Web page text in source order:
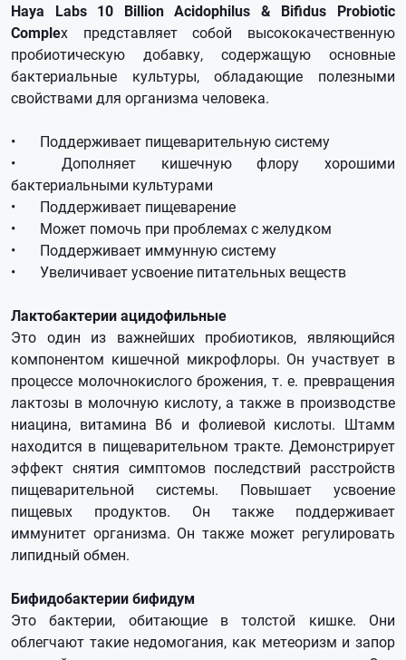
Haya Labs 10 Billion Acidophilus & Bifidus Probiotic
Complex представляет собой высококачественную
пробиотическую добавку, содержащую основные
бактериальные культуры, обладающие полезными
свойствами для организма человека.
•
Поддерживает пищеварительную систему
•
Дополняет кишечную флору хорошими
бактериальными культурами
•
Поддерживает пищеварение
•
Может помочь при проблемах с желудком
•
Поддерживает иммунную систему
•
Увеличивает усвоение питательных веществ
Лактобактерии ацидофильные
Это один из важнейших пробиотиков, являющийся
компонентом кишечной микрофлоры. Он участвует в
процессе молочнокислого брожения, т. е. превращения
лактозы в молочную кислоту, а также в производстве
ниацина, витамина В6 и фолиевой кислоты. Штамм
находится в пищеварительном тракте. Демонстрирует
эффект снятия симптомов последствий расстройств
пищеварительной системы. Повышает усвоение
пищевых продуктов. Он также поддерживает
иммунитет организма. Он также может регулировать
липидный обмен.
Бифидобактерии бифидум
Это бактерии, обитающие в толстой кишке. Они
облегчают такие недомогания, как метеоризм и запор